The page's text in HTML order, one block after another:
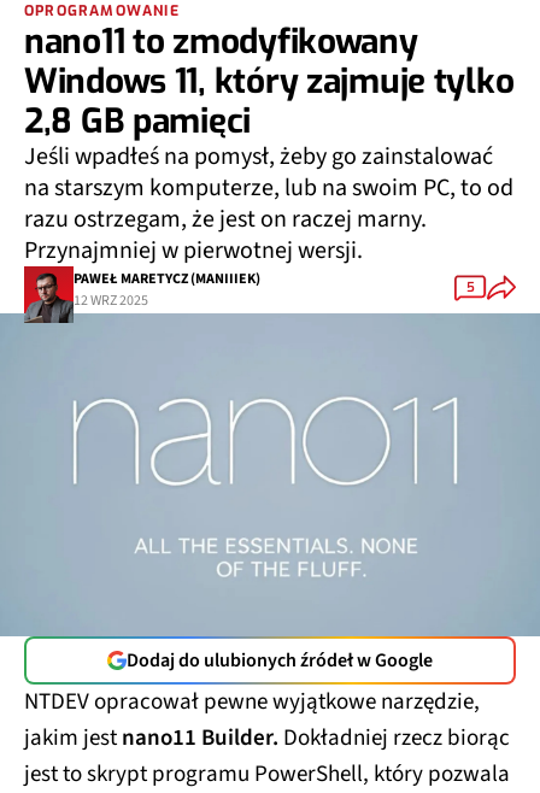
OPROGRAMOWANIE
nano11 to zmodyfikowany
Windows 11, który zajmuje tylko
2,8 GB pamięci
Jeśli wpadłeś na pomysł, żeby go zainstalować
na starszym komputerze, lub na swoim PC, to od
razu ostrzegam, że jest on raczej marny.
Przynajmniej w pierwotnej wersji.
PAWEŁ MARETYCZ (MANIIIEK)
12 WRZ 2025
5
Dodaj do ulubionych źródeł w Google
NTDEV opracował pewne wyjątkowe narzędzie,
jakim jestnano11 Builder. Dokładniej rzecz biorąc
jest to skrypt programu PowerShell, który pozwala